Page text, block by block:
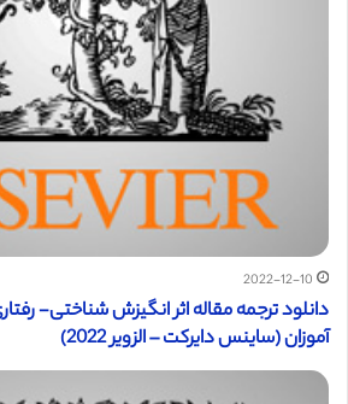
2022-12-10
دانلود ترجمه مقاله اثر انگیزش شناختی-
آموزان (ساینس دایرکت – الزویر 2022)